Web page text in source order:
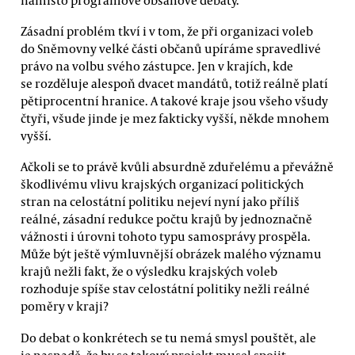
Zásadní problém tkví i v tom, že při organizaci voleb
do Sněmovny velké části občanů upíráme spravedlivé
právo na volbu svého zástupce. Jen v krajích, kde
se rozděluje alespoň dvacet mandátů, totiž reálně platí
pětiprocentní hranice. A takové kraje jsou všeho všudy
čtyři, všude jinde je mez fakticky vyšší, někde mnohem
vyšší.
Ačkoli se to právě kvůli absurdně zduřelému a převážně
škodlivému vlivu krajských organizací politických
stran na celostátní politiku nejeví nyní jako příliš
reálné, zásadní redukce počtu krajů by jednoznačně
vážnosti i úrovni tohoto typu samosprávy prospěla.
Může být ještě výmluvnější obrázek malého významu
krajů nežli fakt, že o výsledku krajských voleb
rozhoduje spíše stav celostátní politiky nežli reálné
poměry v kraji?
Do debat o konkrétech se tu nemá smysl pouštět, ale